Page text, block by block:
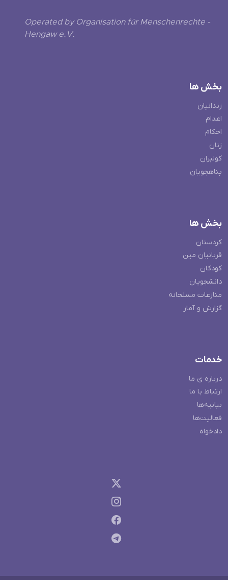
Operated by Organisation für Menschenrechte -
Hengaw e.V.
بخش ها
زندانیان
اعدام
احکام
زنان
کولبران
پناهجویان
بخش ها
کردستان
قربانیان مین
کودکان
دانشجویان
منازعات مسلحانه
گزارش و آمار
خدمات
درباره ی ما
ارتباط با ما
بیانیه‌ها
فعالیت‌ها
دادخواه